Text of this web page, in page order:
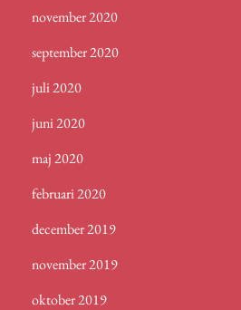
november 2020
september 2020
juli 2020
juni 2020
maj 2020
februari 2020
december 2019
november 2019
oktober 2019